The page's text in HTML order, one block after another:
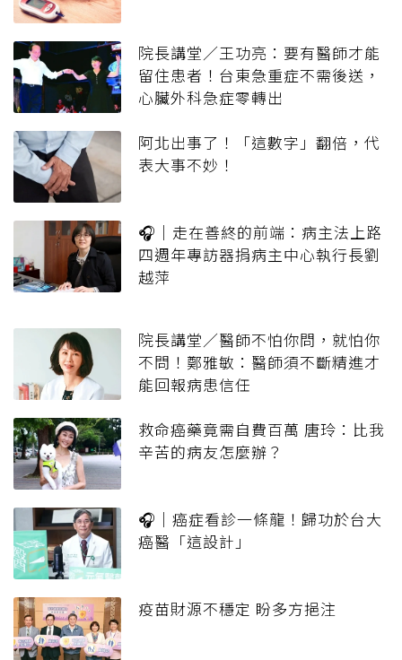
院長講堂／王功亮：要有醫師才能
留住患者！台東急重症不需後送，
心臟外科急症零轉出
阿北出事了！「這數字」翻倍，代
表大事不妙！
🎧｜走在善終的前端：病主法上路
四週年專訪器捐病主中心執行長劉
越萍
院長講堂／醫師不怕你問，就怕你
不問！鄭雅敏：醫師須不斷精進才
能回報病患信任
救命癌藥竟需自費百萬 唐玲：比我
辛苦的病友怎麼辦？
🎧｜癌症看診一條龍！歸功於台大
癌醫「這設計」
疫苗財源不穩定 盼多方挹注